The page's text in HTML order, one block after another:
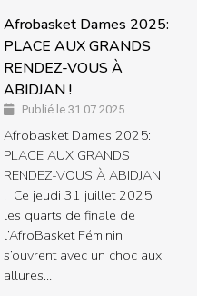
Afrobasket Dames 2025:
PLACE AUX GRANDS
RENDEZ-VOUS À
ABIDJAN !
Publié le 31.07.2025
Afrobasket Dames 2025:
PLACE AUX GRANDS
RENDEZ-VOUS À ABIDJAN
! Ce jeudi 31 juillet 2025,
les quarts de finale de
l’AfroBasket Féminin
s’ouvrent avec un choc aux
allures…